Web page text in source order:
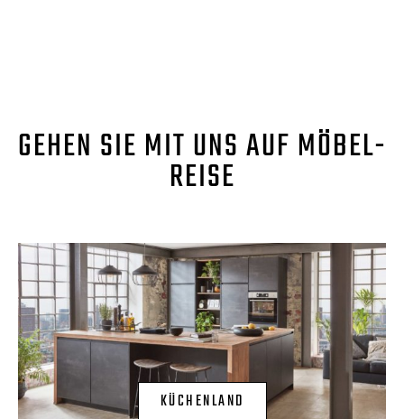
GEHEN SIE MIT UNS AUF MÖBEL-
REISE
KÜCHENLAND